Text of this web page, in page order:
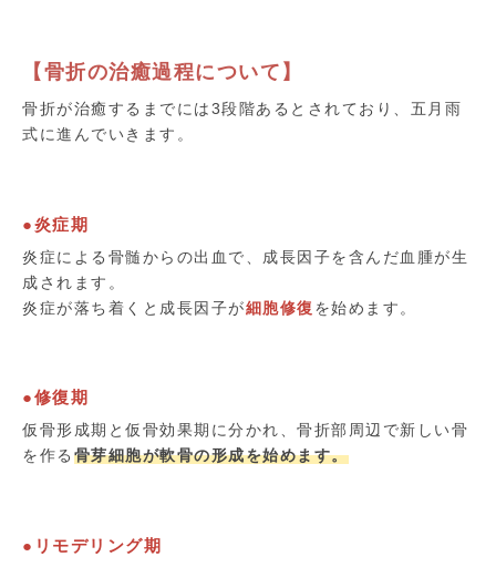
【骨折の治癒過程について】
骨折が治癒するまでには3段階あるとされており、五月雨
式に進んでいきます。
●炎症期
炎症による骨髄からの出血で、成長因子を含んだ血腫が生
成されます。
炎症が落ち着くと成長因子が細胞修復 を始めます。
●修復期
仮骨形成期と仮骨効果期に分かれ、骨折部周辺で新しい骨
を作る 骨芽細胞が軟骨の形成を始めます。
●リモデリング期